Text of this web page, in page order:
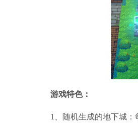
游戏特色：
1、随机生成的地下城：